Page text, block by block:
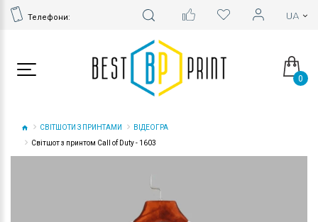
Телефони:
0
СВІТШОТИ З ПРИНТАМИ
ВІДЕОГРА
Світшот з принтом Call of Duty - 1603